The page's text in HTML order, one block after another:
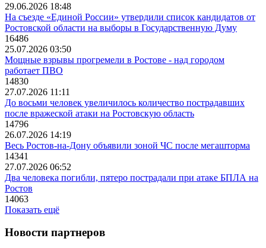
29.06.2026 18:48
На съезде «Единой России» утвердили список кандидатов от
Ростовской области на выборы в Государственную Думу
16486
25.07.2026 03:50
Мощные взрывы прогремели в Ростове - над городом
работает ПВО
14830
27.07.2026 11:11
До восьми человек увеличилось количество пострадавших
после вражеской атаки на Ростовскую область
14796
26.07.2026 14:19
Весь Ростов-на-Дону объявили зоной ЧС после мегашторма
14341
27.07.2026 06:52
Два человека погибли, пятеро пострадали при атаке БПЛА на
Ростов
14063
Показать ещё
Новости партнеров